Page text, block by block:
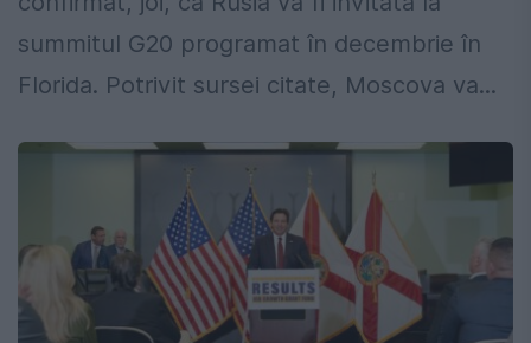
summitul G20 programat în decembrie în
Florida. Potrivit sursei citate, Moscova va...